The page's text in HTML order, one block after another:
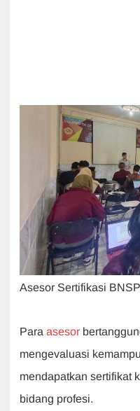
Asesor Sertifikasi
Para asesor
mengevaluasi
mendapatkan sertifikat
bidang profesi.